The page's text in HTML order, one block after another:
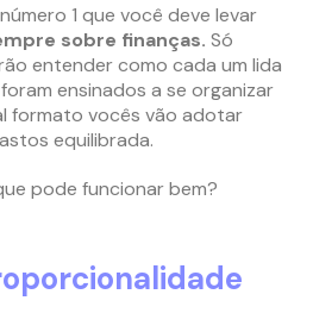
1 que você deve levar
sobre finanças. Só
entender como cada um lida
ensinados a se organizar
formato vocês vão adotar
equilibrada.
pode funcionar bem?